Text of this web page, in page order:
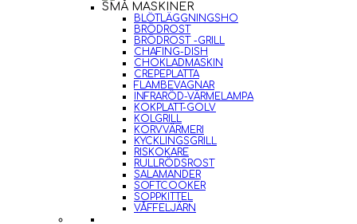
SMÅ MASKINER
BLÖTLÄGGNINGSHO
BRÖDROST
BRÖDROST -GRILL
CHAFING-DISH
CHOKLADMASKIN
CREPEPLATTA
FLAMBEVAGNAR
INFRARÖD-VÄRMELAMPA
KOKPLATT-GOLV
KOLGRILL
KORVVÄRMERI
KYCKLINGSGRILL
RISKOKARE
RULLRÖDSROST
SALAMANDER
SOFTCOOKER
SOPPKITTEL
VÅFFELJÄRN